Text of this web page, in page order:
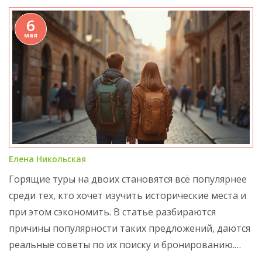
6
мая
Елена Никольская
Горящие туры на двоих становятся всё популярнее
среди тех, кто хочет изучить исторические места и
при этом сэкономить. В статье разбираются
причины популярности таких предложений, даются
реальные советы по их поиску и бронированию.